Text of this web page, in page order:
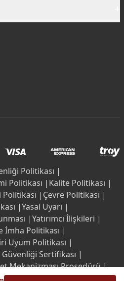
Politikası |
Politikası | Kalite Politikası |
Politikası | Çevre Politikası |
|Yasal Uyarı |
|Yatırımcı İlişkileri |
İmha Politikası |
Uyum Politikası |
Sertifikası |
Mekanizması Prosedürü |
İlkeler